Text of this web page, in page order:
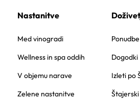
Nastanitve
Med vinogradi
Wellness in spa oddih
V objemu narave
Zelene nastanitve
Dogodki
Izleti po